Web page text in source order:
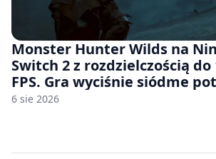
Monster Hunter Wilds na
Switch 2 z rozdzielczością do
FPS. Gra wyciśnie siódme
6 sie 2026